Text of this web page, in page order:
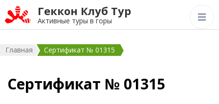
Геккон Клуб Тур
Активные туры в горы
Главная Сертификат № 01315
Сертификат № 01315